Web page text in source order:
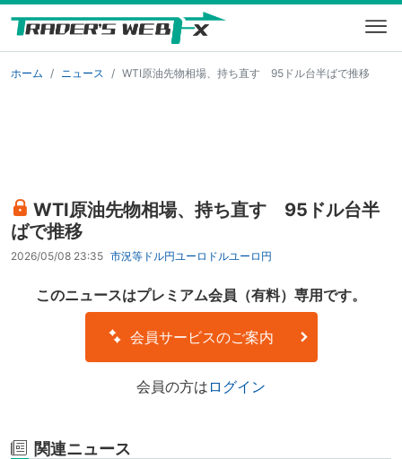
ホーム ニュース WTI原油先物相場、持ち直す 95ドル台半ばで推移
WTI原油先物相場、持ち直す 95ドル台半
ばで推移
2026/05/08 23:35 市況等 ドル円ユーロドルユーロ円
このニュースはプレミアム会員（有料）専用です。
会員サービスのご案内
会員の方は ログイン
関連ニュース